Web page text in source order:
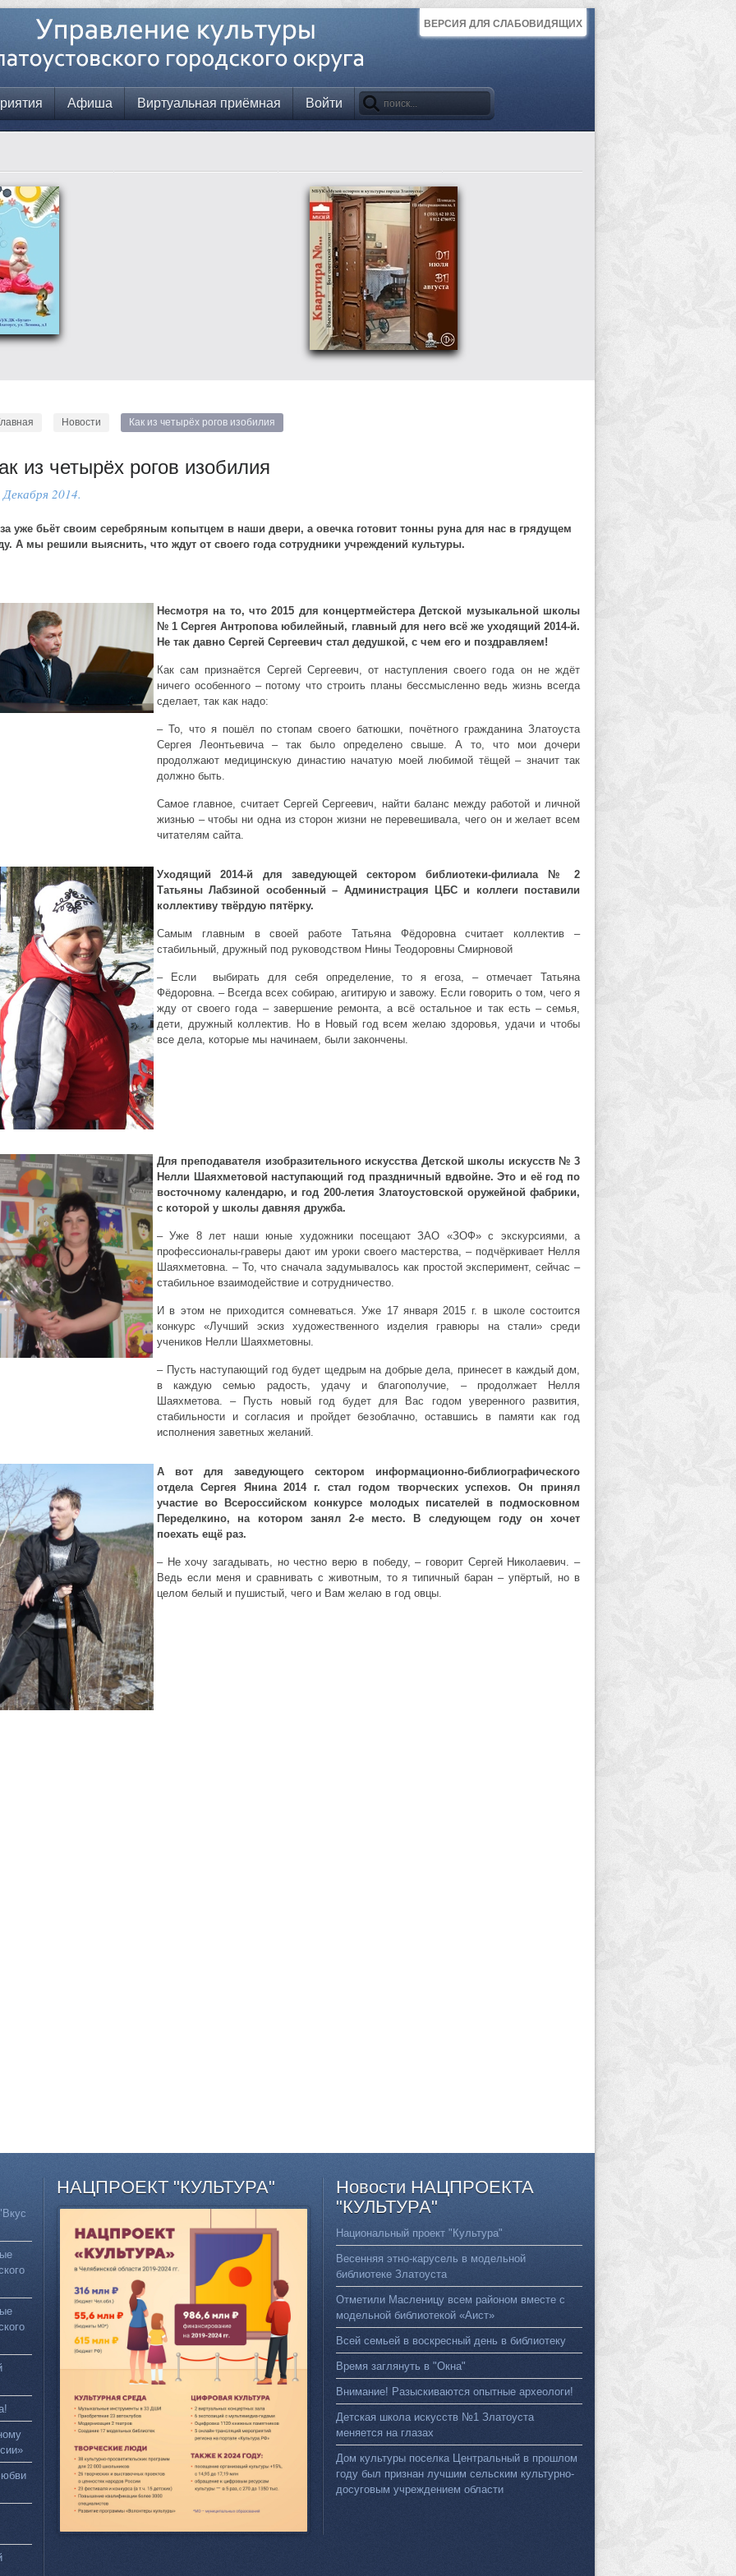
ВЕРСИЯ ДЛЯ СЛАБОВИДЯЩИХ
Афиша Виртуальная приёмная Войти
Новости Как из четырёх рогов изобилия
из четырёх рогов изобилия
2014.
уже бьёт своим серебряным копытцем в наши двери, а овечка готовит тонны руна для нас в грядущем
А мы решили выяснить, что ждут от своего года сотрудники учреждений культуры.
Несмотря на то, что 2015 для концертмейстера Детской музыкальной школы
№ 1 Сергея Антропова юбилейный, главный для него всё же уходящий 2014-й.
Не так давно Сергей Сергеевич стал дедушкой, с чем его и поздравляем!
Как сам признаётся Сергей Сергеевич, от наступления своего года он не ждёт
ничего особенного – потому что строить планы бессмысленно ведь жизнь всегда
сделает, так как надо:
– То, что я пошёл по стопам своего батюшки, почётного гражданина Златоуста
Сергея Леонтьевича – так было определено свыше. А то, что мои дочери
продолжают медицинскую династию начатую моей любимой тёщей – значит так
должно быть.
Самое главное, считает Сергей Сергеевич, найти баланс между работой и личной
жизнью – чтобы ни одна из сторон жизни не перевешивала, чего он и желает всем
читателям сайта.
Уходящий 2014-й для заведующей сектором библиотеки-филиала № 2
Татьяны Лабзиной особенный – Администрация ЦБС и коллеги поставили
коллективу твёрдую пятёрку.
Самым главным в своей работе Татьяна Фёдоровна считает коллектив –
стабильный, дружный под руководством Нины Теодоровны Смирновой
– Если выбирать для себя определение, то я егоза, – отмечает Татьяна
Фёдоровна. – Всегда всех собираю, агитирую и завожу. Если говорить о том, чего я
жду от своего года – завершение ремонта, а всё остальное и так есть – семья,
дети, дружный коллектив. Но в Новый год всем желаю здоровья, удачи и чтобы
все дела, которые мы начинаем, были закончены.
Для преподавателя изобразительного искусства Детской школы искусств № 3
Нелли Шаяхметовой наступающий год праздничный вдвойне. Это и её год по
восточному календарю, и год 200-летия Златоустовской оружейной фабрики,
с которой у школы давняя дружба.
– Уже 8 лет наши юные художники посещают ЗАО «ЗОФ» с экскурсиями, а
профессионалы-граверы дают им уроки своего мастерства, – подчёркивает Нелля
Шаяхметовна. – То, что сначала задумывалось как простой эксперимент, сейчас –
стабильное взаимодействие и сотрудничество.
И в этом не приходится сомневаться. Уже 17 января 2015 г. в школе состоится
конкурс «Лучший эскиз художественного изделия гравюры на стали» среди
учеников Нелли Шаяхметовны.
– Пусть наступающий год будет щедрым на добрые дела, принесет в каждый дом,
в каждую семью радость, удачу и благополучие, – продолжает Нелля
Шаяхметова. – Пусть новый год будет для Вас годом уверенного развития,
стабильности и согласия и пройдет безоблачно, оставшись в памяти как год
исполнения заветных желаний.
А вот для заведующего сектором информационно-библиографического
отдела Сергея Янина 2014 г. стал годом творческих успехов. Он принял
участие во Всероссийском конкурсе молодых писателей в подмосковном
Переделкино, на котором занял 2-е место. В следующем году он хочет
поехать ещё раз.
– Не хочу загадывать, но честно верю в победу, – говорит Сергей Николаевич. –
Ведь если меня и сравнивать с животным, то я типичный баран – упёртый, но в
целом белый и пушистый, чего и Вам желаю в год овцы.
НАЦПРОЕКТ "КУЛЬТУРА" Новости НАЦПРОЕКТА
"КУЛЬТУРА"
Национальный проект "Культура"
Весенняя этно-карусель в модельной
библиотеке Златоуста
Отметили Масленицу всем районом вместе с
модельной библиотекой «Аист»
Всей семьей в воскресный день в библиотеку
Время заглянуть в "Окна"
Внимание! Разыскиваются опытные археологи!
Детская школа искусств №1 Златоуста
меняется на глазах
Дом культуры поселка Центральный в прошлом
году был признан лучшим сельским культурно-
досуговым учреждением области